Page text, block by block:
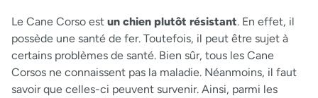
Le Cane Corso est un chien plutôt résistant. En effet, il
possède une santé de fer. Toutefois, il peut être sujet à
certains problèmes de santé. Bien sûr, tous les Cane
Corsos ne connaissent pas la maladie. Néanmoins, il faut
savoir que celles-ci peuvent survenir. Ainsi, parmi les